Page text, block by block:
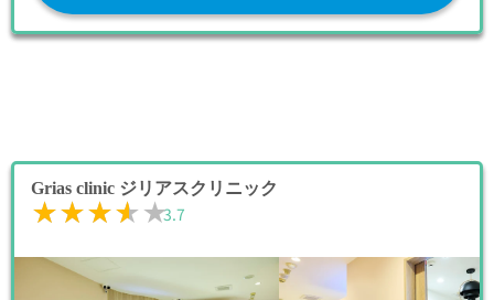
Grias clinic ジリアスクリニック
★★★★★
★★★★★3.7